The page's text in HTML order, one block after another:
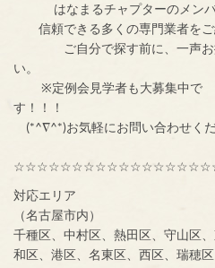
はなまるチャプターのメ
信頼できる多くの専門業者を
ご自分で探す前に、一声お
い
※定例会見学者も大募集中で
す！
(*^∇^*)お気軽にお問い合わせく
対応エリア
（名古屋市内）
千種区、中村区、熱田区、守山区
和区、港区、名東区、西区、瑞穂